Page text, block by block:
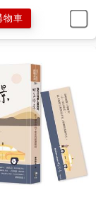
前幾天才放款給
人就跟我們銀行
調動千萬以上資
下。
清楚他仍是一身
點虛假。
名片上掛的頭銜
物車